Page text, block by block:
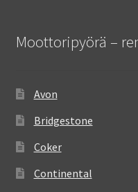
Moottoripyörä –
Avon
Bridgestone
Coker
Continental